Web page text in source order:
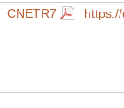
CNETR7